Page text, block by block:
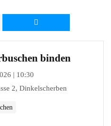
binden
| 10:30
2, Dinkelscherben